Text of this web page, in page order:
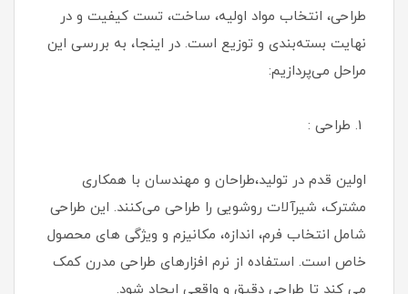
طراحی، انتخاب مواد اولیه، ساخت، تست کیفیت و در
نهایت بسته‌بندی و توزیع است. در اینجا، به بررسی این
مراحل می‌پردازیم:
اولین قدم در تولید،طراحان و مهندسان با همکاری
مشترک، شیرآلات روشویی را طراحی می‌کنند. این طراحی
شامل انتخاب فرم، اندازه، مکانیزم و ویژگی های محصول
خاص است. استفاده از نرم افزارهای طراحی مدرن کمک
می کند تا طراحی دقیق و واقعی ایجاد شود.